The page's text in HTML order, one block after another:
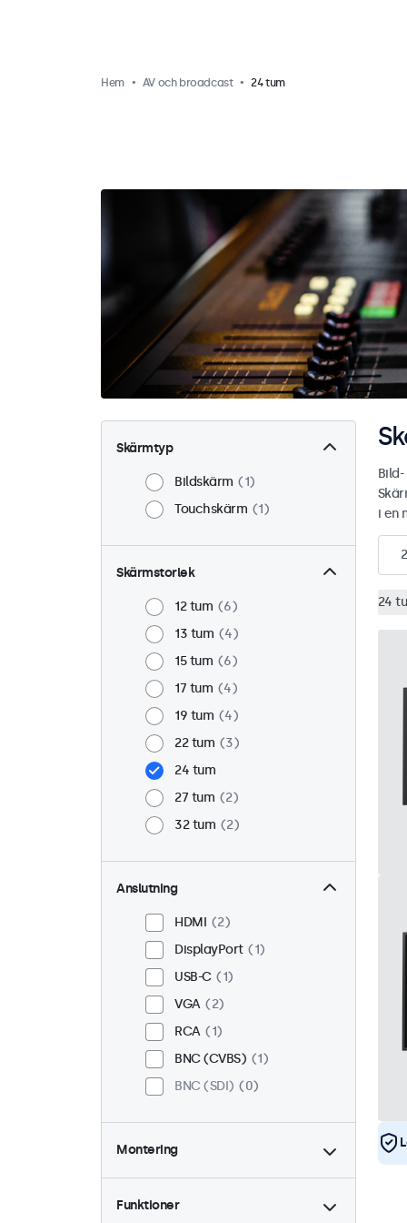
Hem AV och broadcast 24 tum
Skärmtyp
Bildskärm
1
Touchskärm
1
Skärmstorlek
12 tum
6
13 tum
4
15 tum
6
17 tum
4
19 tum
4
22 tum
3
24 tum
27 tum
2
32 tum
2
Anslutning
HDMI
2
DisplayPort
1
USB-C
1
VGA
2
RCA
1
BNC (CVBS)
1
BNC (SDI)
0
Montering
Skrivbord
2
Vägg
Funktioner
i en
2
24